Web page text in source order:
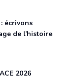
écrivons
de l’histoire
2026